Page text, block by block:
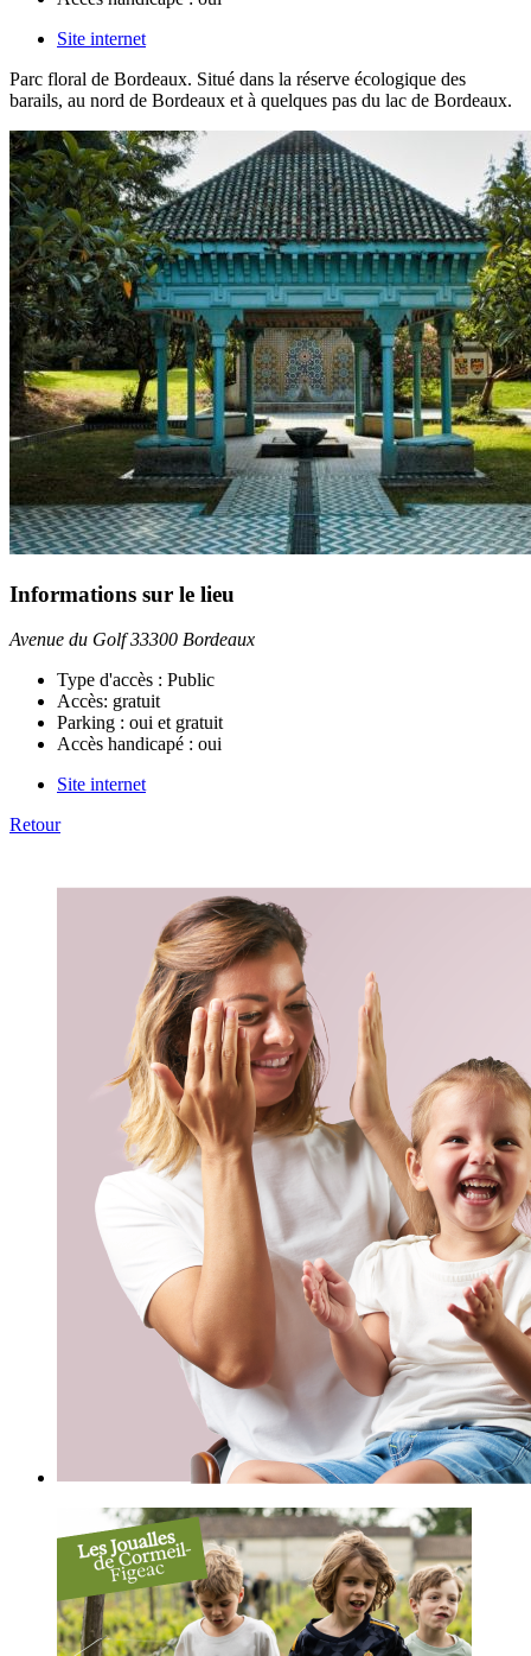
Site internet
Parc floral de Bordeaux. Situé dans la réserve écologique des
barails, au nord de Bordeaux et à quelques pas du lac de Bordeaux.
Informations sur le lieu
Avenue du Golf 33300 Bordeaux
Type d'accès : Public
Accès: gratuit
Parking : oui et gratuit
Accès handicapé : oui
Site internet
Retour